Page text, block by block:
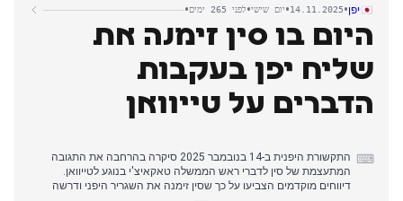
שגרמה למספר הרוגים ופצועים. במקביל, הפגנות סטודנטים מתמשכות
ברחבי איטליה, במיוחד בטורינו ובבולוניה, בנוגע לבית הספר, פלסטין
והאקלים, זכו לתשומת לב רבה, ולעיתים קרובות הובילו לעימותים עם
המשטרה. התפתחות מפתח נוספת הייתה אישור עונש מאסר עולם סופי
לפיל יפיל בפרשת רצח ג'וליה צ'צ'טין.
יפן•
14.11.2025
•יום שישי•לפני 265 ימים •
היום בו סין זימנה את
שליח יפן בעקבות
הדברים על טייוואן
⌨
התקשורת היפנית ב-14 בנובמבר 2025 סיקרה בהרחבה את התגובה
המתעצמת של סין לדברי ראש הממשלה טאקאיצ'י בנוגע לטייוואן.
דיווחים מוקדמים הצביעו על כך שסין זימנה את השגריר היפני ודרשה